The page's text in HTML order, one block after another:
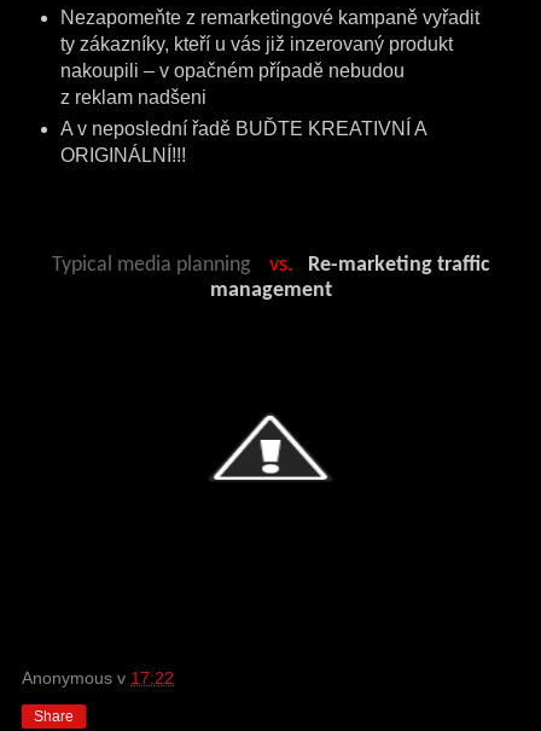
Nezapomeňte z remarketingové kampaně vyřadit
ty zákazníky, kteří u vás již inzerovaný produkt
nakoupili – v opačném případě nebudou
z reklam nadšeni
A v neposlední řadě BUĎTE KREATIVNÍ A
ORIGINÁLNÍ!!!
Typical media planning vs. Re-marketing traffic
management
Anonymous v 17:22
Share